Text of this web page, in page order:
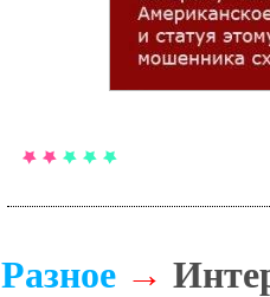
Разное →